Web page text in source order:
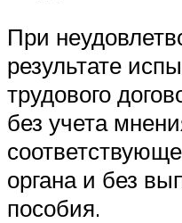
При
результате
трудового
без учета
органа и без
пособия.